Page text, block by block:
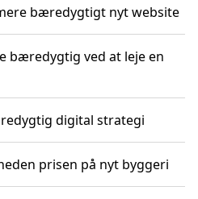
bæredygtigt nyt website
bæredygtig ved at leje en
digital strategi
prisen på nyt byggeri